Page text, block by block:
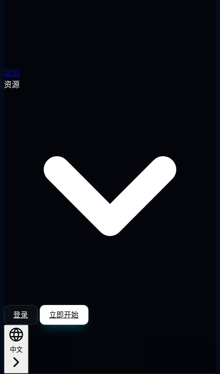
定价
资源
登录 立即开始
中文